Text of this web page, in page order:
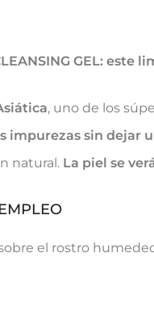
GEL:
, uno de los
impurezas sin dejar
natural. La piel se
el rostro